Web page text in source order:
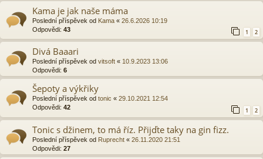
Kama je jak naše máma
Poslední příspěvek od Kama « 26.6.2026 10:19
Odpovědi: 43 1 2
Divá Baaari
Poslední příspěvek od vitsoft « 10.9.2023 13:06
Odpovědi: 6
Šepoty a výkřiky
Poslední příspěvek od tonic « 29.10.2021 12:54
Odpovědi: 42 1 2
Tonic s džinem, to má říz. Přijďte taky na gin fizz.
Poslední příspěvek od Ruprecht « 26.11.2020 21:51
Odpovědi: 27